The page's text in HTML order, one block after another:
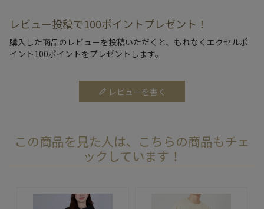
レビュー投稿で100ポイントプレゼント！
購入した商品のレビューを投稿いただくと、もれなくエクセルポ
イント100ポイントをプレゼントします。
レビューを書く
この商品を見た人は、こちらの商品もチェ
ックしています！